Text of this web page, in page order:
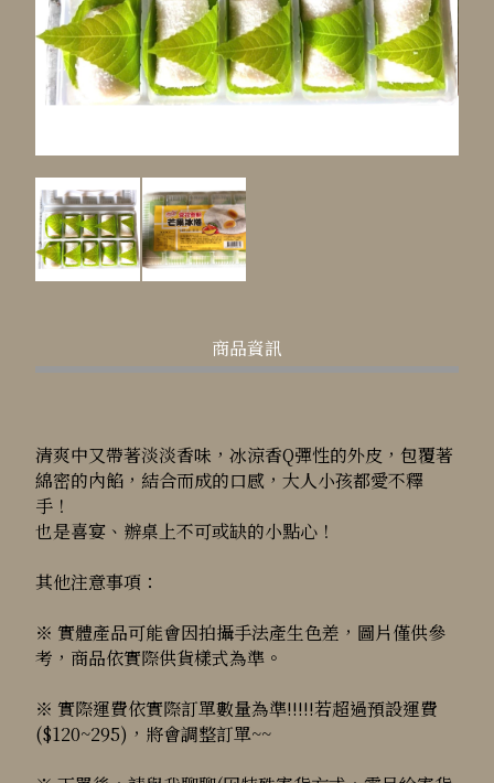
商品資訊
清爽中又帶著淡淡香味，冰涼香Q彈性的外皮，包覆著
綿密的內餡，結合而成的口感，大人小孩都愛不釋
手！
也是喜宴、辦桌上不可或缺的小點心！
其他注意事項：
※ 實體產品可能會因拍攝手法產生色差，圖片僅供參
考，商品依實際供貨樣式為準。
※ 實際運費依實際訂單數量為準!!!!!若超過預設運費
($120~295)，將會調整訂單~~